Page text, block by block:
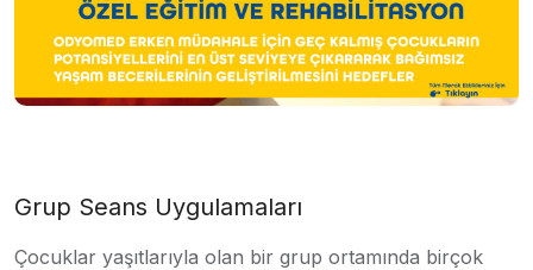
Grup Seans Uygulamaları
Çocuklar yaşıtlarıyla olan bir grup ortamında birçok